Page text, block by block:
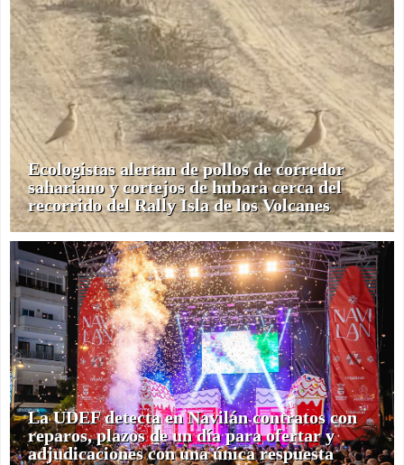
Ecologistas alertan de pollos de corredor
sahariano y cortejos de hubara cerca del
recorrido del Rally Isla de los Volcanes
La UDEF detecta en Navilán contratos con
reparos, plazos de un día para ofertar y
adjudicaciones con una única respuesta